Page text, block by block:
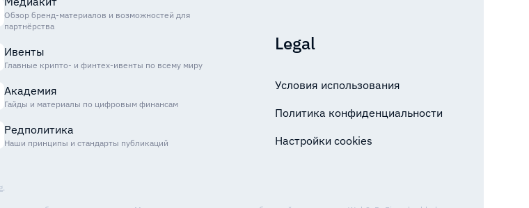
Обзор бренд-материалов и возможностей для
партнёрства
Ивенты
Главные крипто- и финтех-ивенты по всему миру
Академия
Гайды и материалы по цифровым финансам
Редполитика
Наши принципы и стандарты публикаций
Legal
Условия использования
Политика конфиденциальности
Настройки cookies